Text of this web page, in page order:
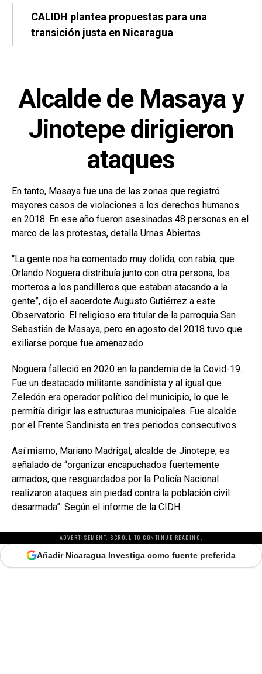
CALIDH plantea propuestas para una
transición justa en Nicaragua
Alcalde de Masaya y
Jinotepe dirigieron
ataques
En tanto, Masaya fue una de las zonas que registró
mayores casos de violaciones a los derechos humanos
en 2018. En ese año fueron asesinadas 48 personas en el
marco de las protestas, detalla Urnas Abiertas.
“La gente nos ha comentado muy dolida, con rabia, que
Orlando Noguera distribuía junto con otra persona, los
morteros a los pandilleros que estaban atacando a la
gente”, dijo el sacerdote Augusto Gutiérrez a este
Observatorio. El religioso era titular de la parroquia San
Sebastián de Masaya, pero en agosto del 2018 tuvo que
exiliarse porque fue amenazado.
Noguera falleció en 2020 en la pandemia de la Covid-19.
Fue un destacado militante sandinista y al igual que
Zeledón era operador político del municipio, lo que le
permitía dirigir las estructuras municipales. Fue alcalde
por el Frente Sandinista en tres periodos consecutivos.
Así mismo, Mariano Madrigal, alcalde de Jinotepe, es
señalado de “organizar encapuchados fuertemente
armados, que resguardados por la Policía Nacional
realizaron ataques sin piedad contra la población civil
desarmada”. Según el informe de la CIDH.
ADVERTISEMENT. SCROLL TO CONTINUE READING.
Añadir Nicaragua Investiga como fuente preferida